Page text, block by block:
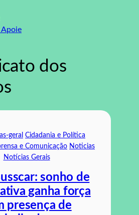
Apoie
dos
geral Cidadania e Política
e Comunicação Noticias
Notícias Gerais
sonho de
ganha força
presença de